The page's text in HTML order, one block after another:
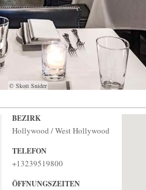
© Skott Snider
BEZIRK
Hollywood / West Hollywood
TELEFON
+13239519800
ÖFFNUNGSZEITEN